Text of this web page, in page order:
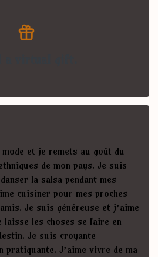
et je remets au goût du
de mon pays. Je suis
la salsa pendant mes
cuisiner pour mes proches
Je suis généreuse et j’aime
les choses se faire en
Je suis croyante
pratiquante. J’aime vivre de ma